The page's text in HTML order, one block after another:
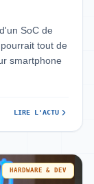
SoC de
tout de
smartphone
LIRE L'ACTU
HARDWARE & DEV